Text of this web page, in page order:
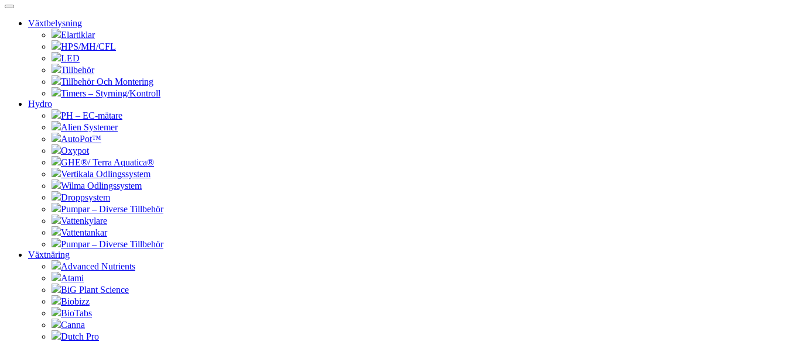
Växtbelysning
Elartiklar
HPS/MH/CFL
LED
Tillbehör
Tillbehör Och Montering
Timers – Styrning/Kontroll
Hydro
PH – EC-mätare
Alien Systemer
AutoPot™
Oxypot
GHE®/ Terra Aquatica®
Vertikala Odlingssystem
Wilma Odlingssystem
Droppsystem
Pumpar – Diverse Tillbehör
Vattenkylare
Vattentankar
Pumpar – Diverse Tillbehör
Växtnäring
Advanced Nutrients
Atami
BiG Plant Science
Biobizz
BioTabs
Canna
Dutch Pro